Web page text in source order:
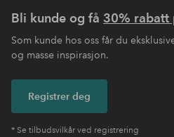
Bli kunde og få 30% rabatt
Som kunde hos oss får du
og masse inspirasjon.
Registrer deg
* Se tilbudsvilkår ved registrering